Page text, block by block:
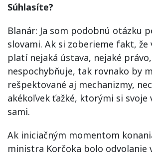
Súhlasíte?
Blanár: Ja som podobnú otázku
slovami. Ak si zoberieme fakt, že
platí nejaká ústava, nejaké
nespochybňuje, tak rovnako by
rešpektované aj mechanizmy,
akékoľvek ťažké, ktorými si svoje
sami.
Ak iniciačným momentom
ministra Korčoka bolo odvolanie